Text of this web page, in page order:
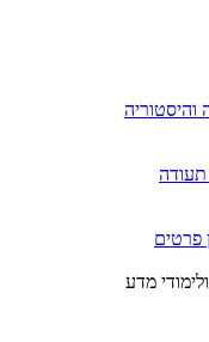
והיסטוריה
תעודה
פרטים
מדע